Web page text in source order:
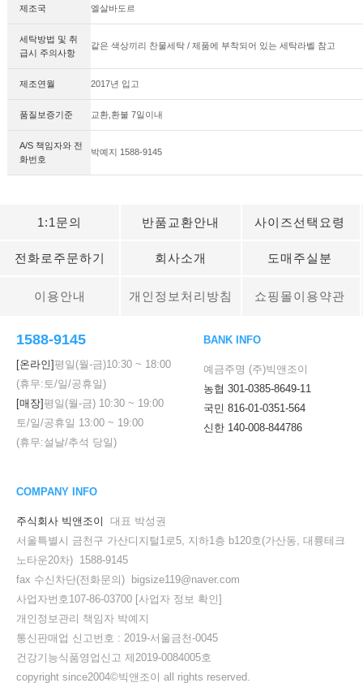
제조국 엘살바도르
세탁방법 및 취
급시 주의사항
같은 색상끼리 찬물세탁 / 제품에 부착되어 있는 세탁라벨 참고
제조연월 2017년 입고
품질보증기준 교환,환불 7일이내
A/S 책임자와 전
화번호
박예지 1588-9145
1:1문의 반품교환안내 사이즈선택요령
전화로주문하기 회사소개 도매주실분
이용안내 개인정보처리방침 쇼핑몰이용약관
1588-9145
[온라인]평일(월-금)10:30 ~ 18:00
(휴무:토/일/공휴일)
[매장]평일(월-금) 10:30 ~ 19:00
토/일/공휴일 13:00 ~ 19:00
(휴무:설날/추석 당일)
BANK INFO
예금주명 (주)빅앤조이
농협 301-0385-8649-11
국민 816-01-0351-564
신한 140-008-844786
COMPANY INFO
주식회사 빅앤조이
대표 박성권
서울특별시 금천구 가산디지털1로5, 지하1층 b120호(가산동, 대륭테크
노타운20차) 1588-9145
fax 수신차단(전화문의) bigsize119@naver.com
사업자번호107-86-03700 [사업자 정보 확인]
개인정보관리 책임자 박예지
통신판매업 신고번호 : 2019-서울금천-0045
건강기능식품영업신고 제2019-0084005호
copyright since2004©빅앤조이 all rights reserved.